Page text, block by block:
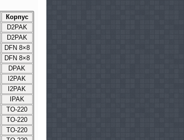
Корпус
D2PAK
D2PAK
DFN 8×8
DFN 8×8
DPAK
I2PAK
I2PAK
IPAK
TO-220
TO-220
TO-220